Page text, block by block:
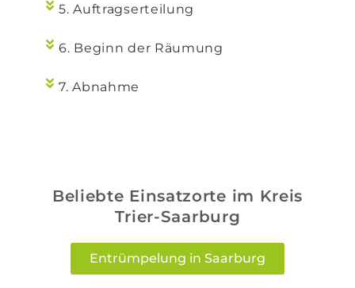
5. Auftragserteilung
6. Beginn der Räumung
7. Abnahme
Beliebte Einsatzorte im Kreis
Trier-Saarburg
Entrümpelung in Saarburg